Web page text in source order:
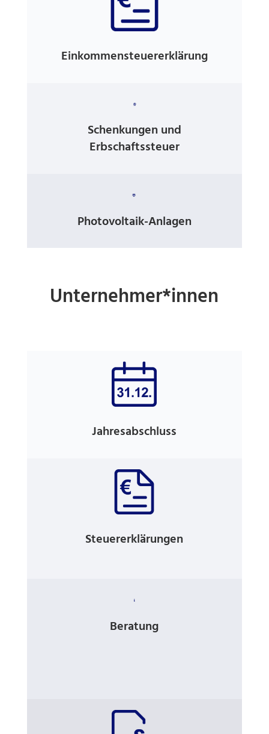
Einkommensteuererklärung

Schenkungen und
Erbschaftssteuer

Photovoltaik-Anlagen
Unternehmer*innen
Jahresabschluss
Steuererklärungen

Beratung